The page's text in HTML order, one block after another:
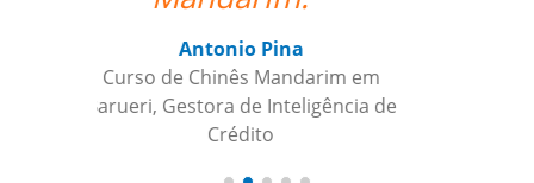
Curso de Português em Jundiaí,
Sumidenso do Brasil